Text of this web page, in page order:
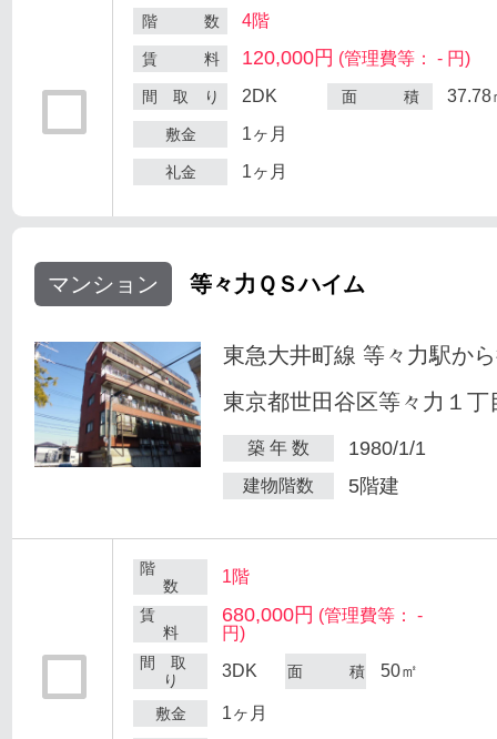
階 数 4階
賃 料 120,000円 (管理費等： - 円)
間 取 り 2DK 面 積 37.78
敷金 1ヶ月
礼金 1ヶ月
マンション 等々力ＱＳハイム
東急大井町線 等々力駅か
東京都世田谷区等々力１丁
築 年 数 1980/1/1
建物階数 5階建
階
数
1階
賃
料
680,000円 (管理費等： -
円)
間 取
り
3DK 面 積 50㎡
敷金 1ヶ月